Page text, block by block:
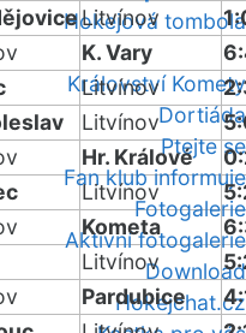
Hokejová tombola
Království Komety
Dortiáda
Ptejte se
Fan klub informuje
Fotogalerie
Aktivní fotogalerie
Download
Hokejchat.cz
Litvínov
K. Vary
Litvínov
Litvínov
Hr. Králové
Litvínov
Kometa
Litvínov
Pardubice